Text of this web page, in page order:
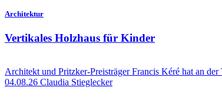
Architektur
Vertikales Holzhaus für Kinder
Architekt und Pritzker-Preisträger Francis Kéré hat an
04.08.26 Claudia Stieglecker